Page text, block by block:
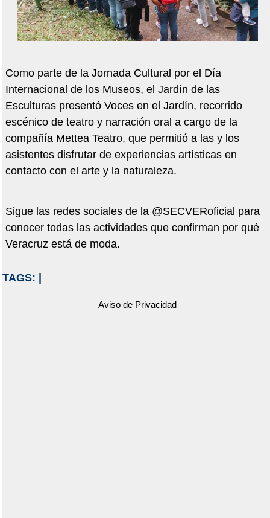
Como parte de la Jornada Cultural por el Día
Internacional de los Museos, el Jardín de las
Esculturas presentó Voces en el Jardín, recorrido
escénico de teatro y narración oral a cargo de la
compañía Mettea Teatro, que permitió a las y los
asistentes disfrutar de experiencias artísticas en
contacto con el arte y la naturaleza.
Sigue las redes sociales de la @SECVERoficial para
conocer todas las actividades que confirman por qué
Veracruz está de moda.
TAGS:
Aviso de Privacidad